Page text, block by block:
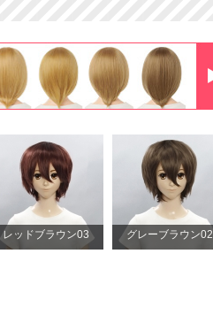
レッドブラウン03 グレーブラウン02